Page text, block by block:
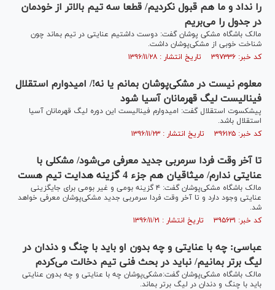
را نداد و ما هم قبول نکردیم/ قطعا سه تیم بالاتر از خودمان
در جدول را می‌بریم
مالک باشگاه مشکی پوشان گفت: دوست داشتیم عنایتی در تیم بماند چون
شناخت خوبی از مشکی‌پوشان داشت.
کد خبر: ۳۹۷۳۳۶ تاریخ انتشار : ۱۳۹۶/۱۱/۲۸
معلوم نیست در مشکی‌پوشان بمانم یا نه!/ امیدوارم استقلال
فینالیست لیگ قهرمانان آسیا شود
پیشکسوت استقلال گفت: امیدوارم فینالیست این دوره لیگ قهرمانان آسیا
استقلال باشد.
کد خبر: ۳۹۶۱۲۵ تاریخ انتشار : ۱۳۹۶/۱۱/۲۳
تا آخر وقت فردا سرمربی جدید معرفی می‌شود/ مشکلی با
عنایتی ندارم/ میثاقیان هم جزء 4 گزینه هدایت تیم هست
مالک باشگاه مشکی‌پوشان گفت: ۴ گزینه بومی و غیر بومی برای جایگزینی
عنایتی وجود دارد و تا آخر وقت فردا سرمربی جدید مشکی‌پوشان معرفی خواهد
شد.
کد خبر: ۳۹۵۶۳۱ تاریخ انتشار : ۱۳۹۶/۱۱/۲۱
عباسی: چه با عنایتی و چه بدون او باید با چنگ و دندان در
لیگ برتر بمانیم/ نباید در بحث فنی تیم دخالت می‌کردم
مالک باشگاه مشکی‌پوشان گفت:مشکی‌پوشان چه با عنایتی و چه بدون عنایتی
باید با چنگ و دندان در لیگ برتر بماند.